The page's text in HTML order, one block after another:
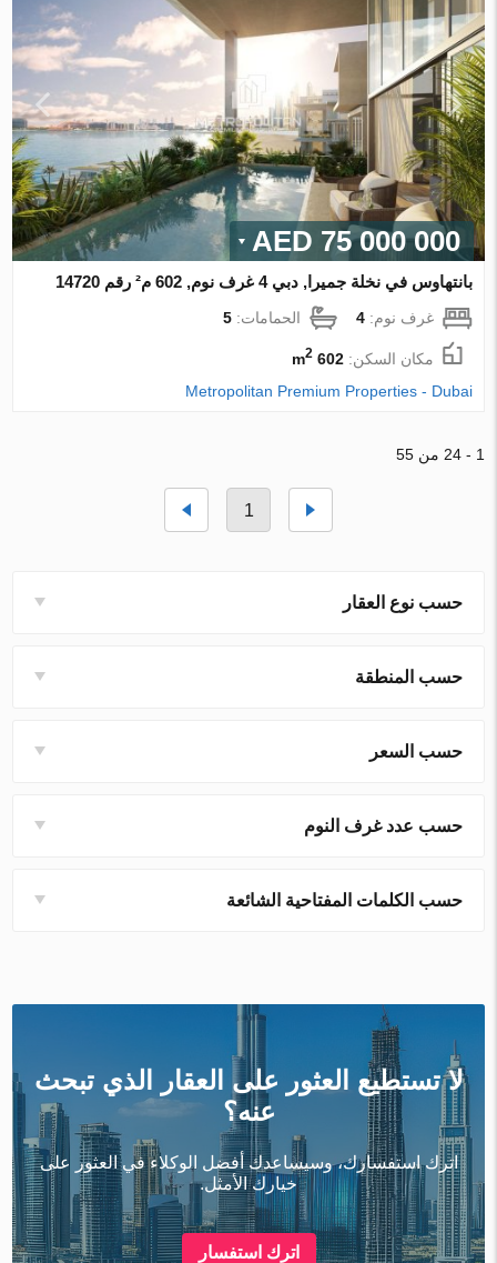
75 000 000 AED
بانتهاوس في نخلة جميرا, دبي 4 غرف نوم, 602 م² رقم 14720
غرف نوم:4 الحمامات:5
مكان السكن:602 m
2
Metropolitan Premium Properties - Dubai
1 - 24 من 55
1
حسب نوع العقار
حسب المنطقة
حسب السعر
حسب عدد غرف النوم
حسب الكلمات المفتاحية الشائعة
لا تستطيع العثور على العقار الذي تبحث
عنه؟
اترك استفسارك، وسيساعدك أفضل الوكلاء في العثور على
خيارك الأمثل.
اترك استفسار